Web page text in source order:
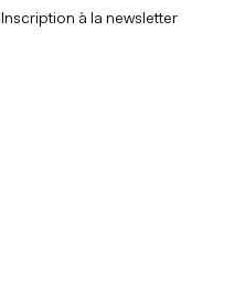
Inscription à la newsletter